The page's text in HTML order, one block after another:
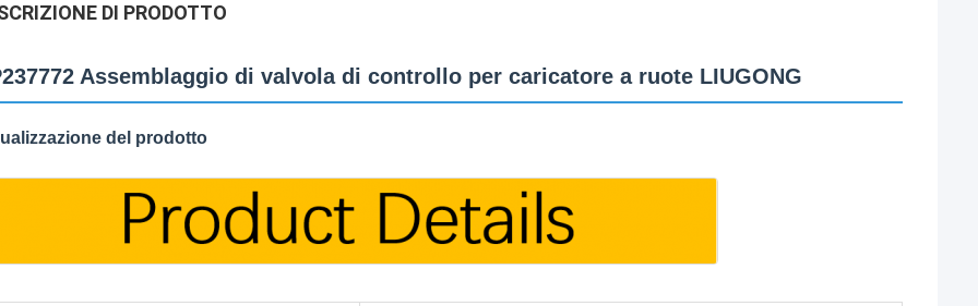
DI PRODOTTO
Assemblaggio di valvola di controllo per caricatore a ruote LIUGONG
del prodotto